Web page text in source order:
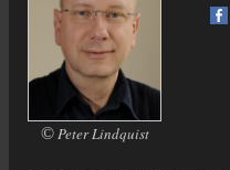
© Peter Lindquist